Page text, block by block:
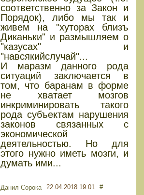
соответственно за Закон и
Порядок), либо мы так и
живем на "хуторах близъ
Диканьки" и размышляем о
"казусах" и
"навсякийслучай"...
И маразм данного рода
ситуаций заключается в
том, что баранам в форме
не хватает мозгов
инкриминировать такого
рода субъектам нарушения
законов связанных с
экономической
деятельностью. Но для
этого нужно иметь мозги, и
думать ими...
Данил Сорока 22.04.2018 19:01 #